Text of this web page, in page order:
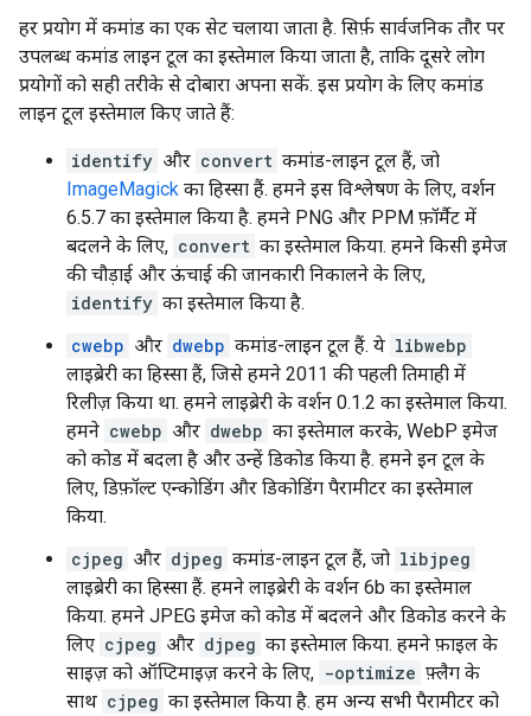
हर प्रयोग में कमांड का एक सेट चलाया जाता है. सिर्फ़ सार्वजनिक तौर पर
उपलब्ध कमांड लाइन टूल का इस्तेमाल किया जाता है, ताकि दूसरे लोग
प्रयोगों को सही तरीके से दोबारा अपना सकें. इस प्रयोग के लिए कमांड
लाइन टूल इस्तेमाल किए जाते हैं:
identify और convert कमांड-लाइन टूल हैं, जो
ImageMagick का हिस्सा हैं. हमने इस विश्लेषण के लिए, वर्शन
6.5.7 का इस्तेमाल किया है. हमने PNG और PPM फ़ॉर्मैट में
बदलने के लिए, convert का इस्तेमाल किया. हमने किसी इमेज
की चौड़ाई और ऊंचाई की जानकारी निकालने के लिए,
identify का इस्तेमाल किया है.
cwebp और dwebp कमांड-लाइन टूल हैं. ये libwebp
लाइब्रेरी का हिस्सा हैं, जिसे हमने 2011 की पहली तिमाही में
रिलीज़ किया था. हमने लाइब्रेरी के वर्शन 0.1.2 का इस्तेमाल किया.
हमने cwebp और dwebp का इस्तेमाल करके, WebP इमेज
को कोड में बदला है और उन्हें डिकोड किया है. हमने इन टूल के
लिए, डिफ़ॉल्ट एन्कोडिंग और डिकोडिंग पैरामीटर का इस्तेमाल
किया.
cjpeg और djpeg कमांड-लाइन टूल हैं, जो libjpeg
लाइब्रेरी का हिस्सा हैं. हमने लाइब्रेरी के वर्शन 6b का इस्तेमाल
किया. हमने JPEG इमेज को कोड में बदलने और डिकोड करने के
लिए cjpeg और djpeg का इस्तेमाल किया. हमने फ़ाइल के
साइज़ को ऑप्टिमाइज़ करने के लिए, -optimize फ़्लैग के
साथ cjpeg का इस्तेमाल किया है. हम अन्य सभी पैरामीटर को